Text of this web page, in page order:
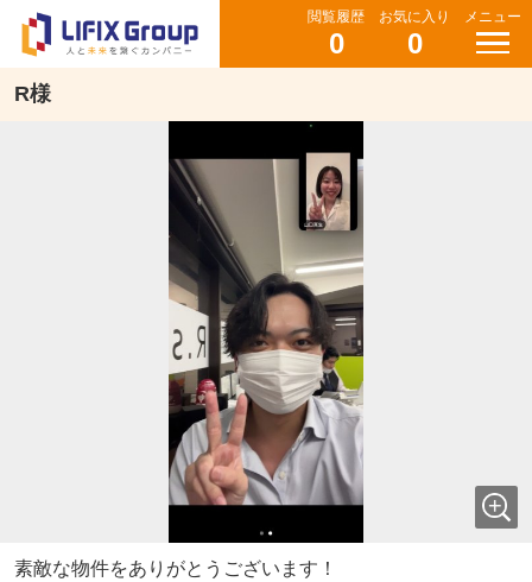
閲覧履歴
0
お気に入り
0
メニュー
R様
素敵な物件をありがとうございます！